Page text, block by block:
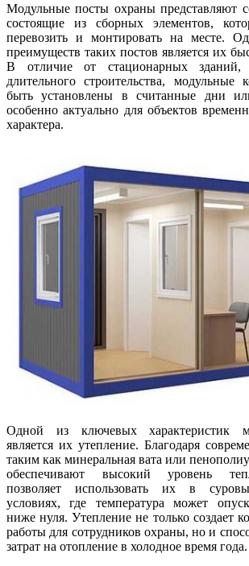
Модульные посты охраны представляют
состоящие из сборных элементов,
перевозить и монтировать на месте.
преимуществ таких постов является их
В отличие от стационарных зданий,
длительного строительства, модульные
быть установлены в считанные дни
особенно актуально для объектов
характера.
Одной из ключевых характеристик
является их утепление. Благодаря
таким как минеральная вата или
обеспечивают высокий уровень
позволяет использовать их в
условиях, где температура может
ниже нуля. Утепление не только создает
работы для сотрудников охраны, но и
затрат на отопление в холодное время года.